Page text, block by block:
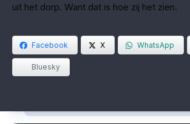
uit het dorp. Want dat is hoe zij het zien.
Facebook X WhatsApp
Bluesky